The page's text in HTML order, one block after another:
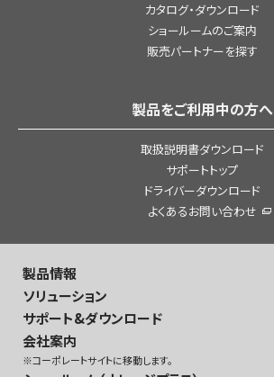
カタログ・ダウンロード
ショールームのご案内
販売パートナーを探す
製品をご利用中の方へ
取扱説明書ダウンロード
サポートトップ
ドライバーダウンロード
よくあるお問い合わせ
製品情報
ソリューション
サポート&ダウンロード
会社案内
※コーポレートサイトに移動します。